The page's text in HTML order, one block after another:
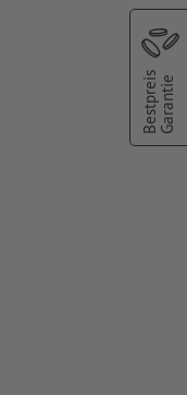
BestpreisGarantie